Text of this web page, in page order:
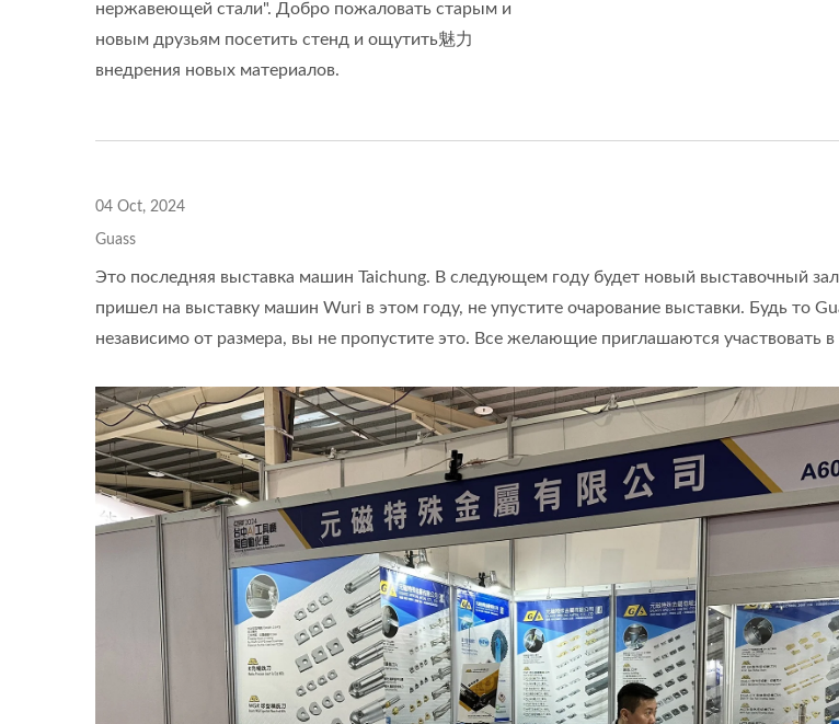
нержавеющей стали". Добро пожаловать старым и
новым друзьям посетить стенд и ощутить魅力
внедрения новых материалов.
04 Oct, 2024
Guass
Это последняя выставка машин Taichung. В следующем году будет новый выставочный
пришел на выставку машин Wuri в этом году, не упустите очарование выставки. Будь то
независимо от размера, вы не пропустите это. Все желающие приглашаются участвовать
Канавок
Фрезерования Cerazet